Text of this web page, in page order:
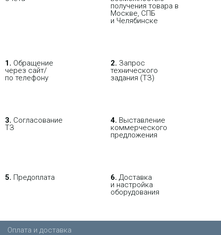
получения товара в
Москве, СПБ
и Челябинске
1. Обращение
через сайт/
по телефону
2. Запрос
технического
задания (ТЗ)
3. Согласование
ТЗ
4. Выставление
коммерческого
предложения
5. Предоплата 6. Доставка
и настройка
оборудования
Оплата и доставка